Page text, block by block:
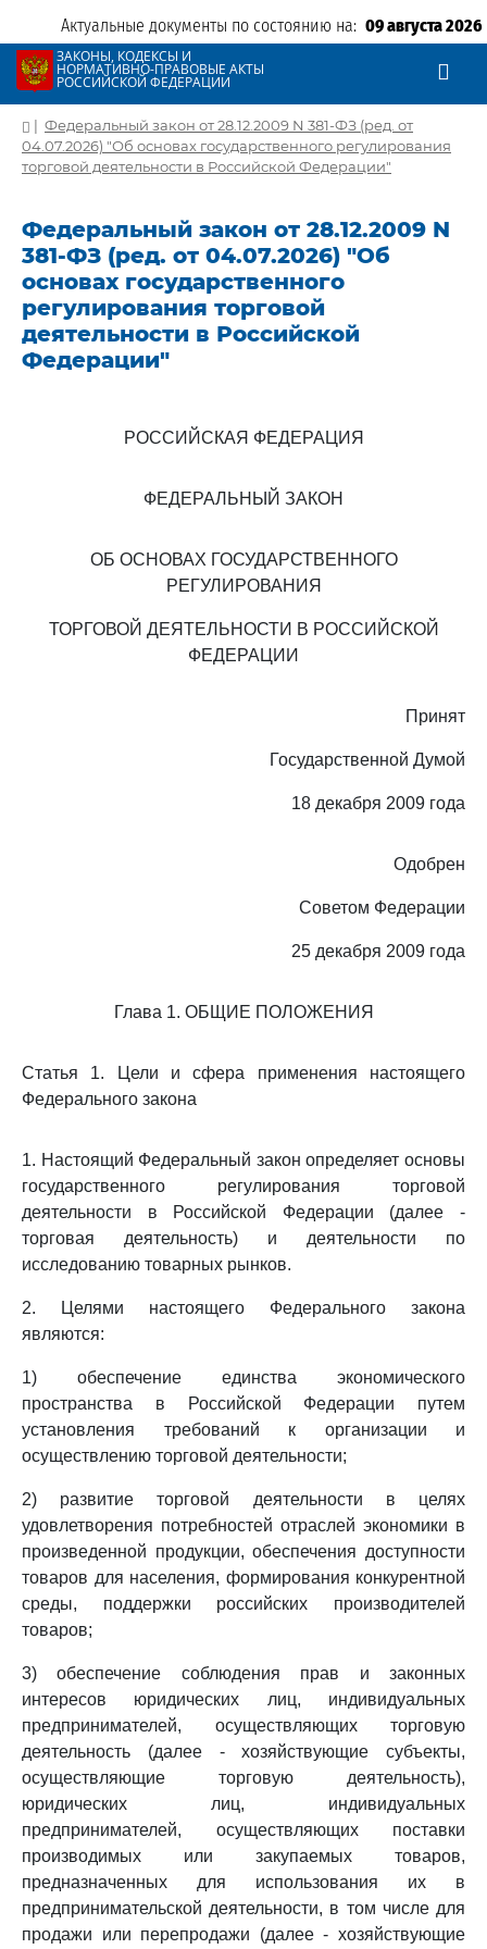
Актуальные документы по состоянию на: 09 августа 2026
ЗАКОНЫ, КОДЕКСЫ И
НОРМАТИВНО-ПРАВОВЫЕ АКТЫ
РОССИЙСКОЙ ФЕДЕРАЦИИ
| Федеральный закон от 28.12.2009 N 381-ФЗ (ред. от
04.07.2026) "Об основах государственного регулирования
торговой деятельности в Российской Федерации"
Федеральный закон от 28.12.2009 N
381-ФЗ (ред. от 04.07.2026) "Об
основах государственного
регулирования торговой
деятельности в Российской
Федерации"
РОССИЙСКАЯ ФЕДЕРАЦИЯ
ФЕДЕРАЛЬНЫЙ ЗАКОН
ОБ ОСНОВАХ ГОСУДАРСТВЕННОГО
РЕГУЛИРОВАНИЯ
ТОРГОВОЙ ДЕЯТЕЛЬНОСТИ В РОССИЙСКОЙ
ФЕДЕРАЦИИ
Принят
Государственной Думой
18 декабря 2009 года
Одобрен
Советом Федерации
25 декабря 2009 года
Глава 1. ОБЩИЕ ПОЛОЖЕНИЯ
Статья 1. Цели и сфера применения настоящего
Федерального закона
1. Настоящий Федеральный закон определяет основы
государственного регулирования торговой
деятельности в Российской Федерации (далее -
торговая деятельность) и деятельности по
исследованию товарных рынков.
2. Целями настоящего Федерального закона
являются:
1) обеспечение единства экономического
пространства в Российской Федерации путем
установления требований к организации и
осуществлению торговой деятельности;
2) развитие торговой деятельности в целях
удовлетворения потребностей отраслей экономики в
произведенной продукции, обеспечения доступности
товаров для населения, формирования конкурентной
среды, поддержки российских производителей
товаров;
3) обеспечение соблюдения прав и законных
интересов юридических лиц, индивидуальных
предпринимателей, осуществляющих торговую
деятельность (далее - хозяйствующие субъекты,
осуществляющие торговую деятельность),
юридических лиц, индивидуальных
предпринимателей, осуществляющих поставки
производимых или закупаемых товаров,
предназначенных для использования их в
предпринимательской деятельности, в том числе для
продажи или перепродажи (далее - хозяйствующие